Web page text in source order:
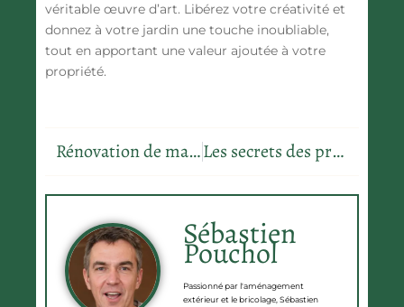
véritable œuvre d’art. Libérez votre créativité et
donnez à votre jardin une touche inoubliable,
tout en apportant une valeur ajoutée à votre
propriété.
Rénovation de maison : Importance et processus de l’évaluation préliminaire Les secrets des pros pour un rangement intérieur bluffant et sans effort
Sébastien
Pouchol
Passionné par l'aménagement
extérieur et le bricolage, Sébastien